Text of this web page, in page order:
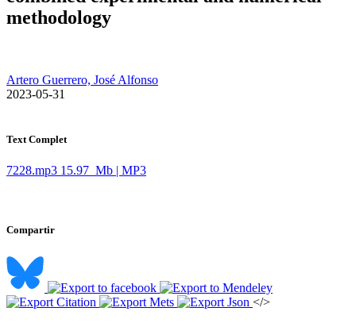
methodology
Artero Guerrero, José Alfonso
​ 2023-05-31
Text Complet
7228.mp3 15.97 Mb | MP3
Compartir
</>